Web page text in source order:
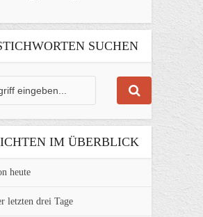
SUCHEN
IM ÜBERBLICK
heute
letzten drei Tage